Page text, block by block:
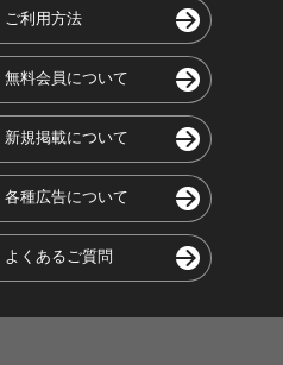
ご利用方法
無料会員について
新規掲載について
各種広告について
よくあるご質問